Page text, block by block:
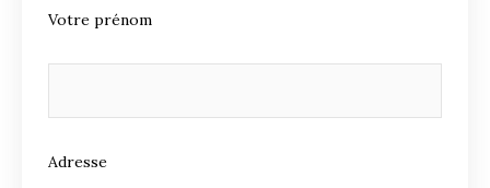
Votre prénom
Adresse